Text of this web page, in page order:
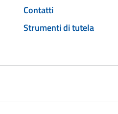
Contatti
Strumenti di tutela